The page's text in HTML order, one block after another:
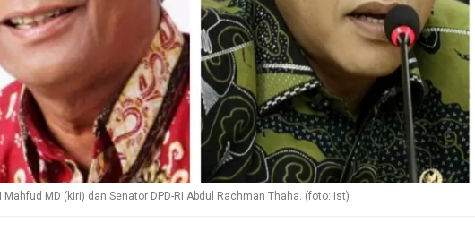
Mahfud MD (kiri) dan Senator DPD-RI Abdul Rachman Thaha. (foto: ist)